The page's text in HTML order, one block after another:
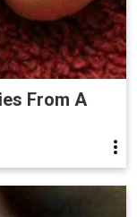
From A